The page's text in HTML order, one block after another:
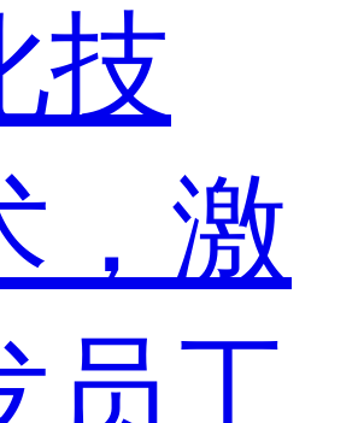
技
，激
员工